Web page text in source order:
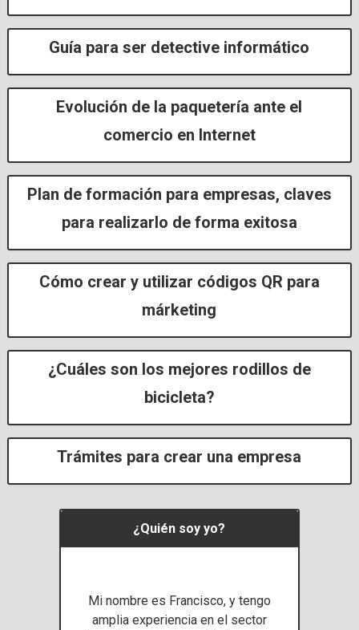
Guía para ser detective informático
Evolución de la paquetería ante el
comercio en Internet
Plan de formación para empresas, claves
para realizarlo de forma exitosa
Cómo crear y utilizar códigos QR para
márketing
¿Cuáles son los mejores rodillos de
bicicleta?
Trámites para crear una empresa
​¿Quién soy yo?
Mi nombre es Francisco, y tengo
amplia experiencia en el sector